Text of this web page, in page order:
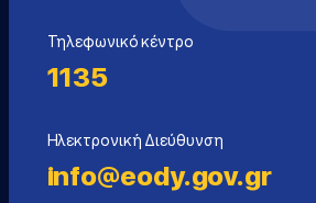
Τηλεφωνικό κέντρο
1135
Ηλεκτρονική Διεύθυνση
info@eody.gov.gr